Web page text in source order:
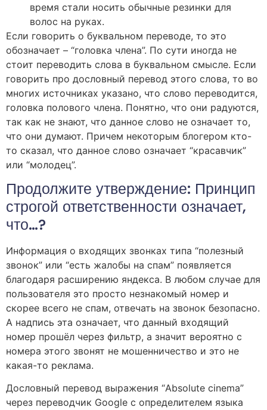
время стали носить обычные резинки для
волос на руках.
Если говорить о буквальном переводе, то это
обозначает – “головка члена”. По сути иногда не
стоит переводить слова в буквальном смысле. Если
говорить про дословный перевод этого слова, то во
многих источниках указано, что слово переводится,
головка полового члена. Понятно, что они радуются,
так как не знают, что данное слово не означает то,
что они думают. Причем некоторым блогером кто-
то сказал, что данное слово означает “красавчик”
или “молодец”.
Продолжите утверждение: Принцип
строгой ответственности означает,
что…?
Информация о входящих звонках типа “полезный
звонок” или “есть жалобы на спам” появляется
благодаря расширению яндекса. В любом случае для
пользователя это просто незнакомый номер и
скорее всего не спам, отвечать на звонок безопасно.
А надпись эта означает, что данный входящий
номер прошёл через фильтр, а значит вероятно с
номера этого звонят не мошенничество и это не
какая-то реклама.
Дословный перевод выражения “Absolute cinema”
через переводчик Google с определителем языка